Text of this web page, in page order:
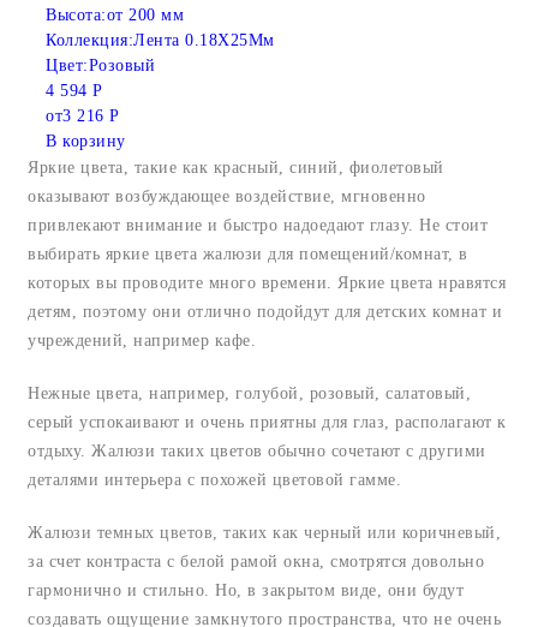
Высота:от 200 мм
Коллекция:Лента 0.18X25Мм
Цвет:Розовый
4 594 Р
от3 216 Р
В корзину
Яркие цвета, такие как красный, синий, фиолетовый
оказывают возбуждающее воздействие, мгновенно
привлекают внимание и быстро надоедают глазу. Не стоит
выбирать яркие цвета жалюзи для помещений/комнат, в
которых вы проводите много времени. Яркие цвета нравятся
детям, поэтому они отлично подойдут для детских комнат и
учреждений, например кафе.
Нежные цвета, например, голубой, розовый, салатовый,
серый успокаивают и очень приятны для глаз, располагают к
отдыху. Жалюзи таких цветов обычно сочетают с другими
деталями интерьера с похожей цветовой гамме.
Жалюзи темных цветов, таких как черный или коричневый,
за счет контраста с белой рамой окна, смотрятся довольно
гармонично и стильно. Но, в закрытом виде, они будут
создавать ощущение замкнутого пространства, что не очень